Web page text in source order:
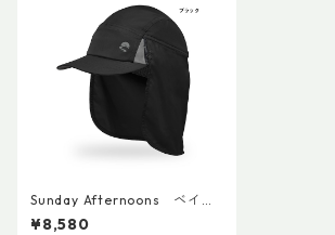
Sunday Afternoons ベイパ
ーライト ケープキャップ
¥8,580